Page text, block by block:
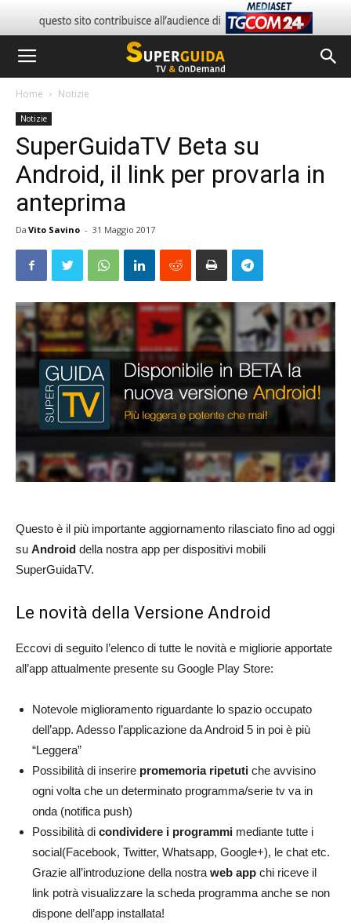
Home Notizie
Notizie
SuperGuidaTV Beta su
Android, il link per provarla in
anteprima
Da Vito Savino - 31 Maggio 2017
Questo è il più importante aggiornamento rilasciato fino ad oggi
su Android della nostra app per dispositivi mobili
SuperGuidaTV.
Le novità della Versione Android
Eccovi di seguito l’elenco di tutte le novità e migliorie apportate
all’app attualmente presente su Google Play Store:
Notevole miglioramento riguardante lo spazio occupato
dell’app. Adesso l’applicazione da Android 5 in poi è più
“Leggera”
Possibilità di inserire promemoria ripetuti che avvisino
ogni volta che un determinato programma/serie tv va in
onda (notifica push)
Possibilità di condividere i programmi mediante tutte i
social(Facebook, Twitter, Whatsapp, Google+), le chat etc.
Grazie all’introduzione della nostraweb app chi riceve il
link potrà visualizzare la scheda programma anche se non
dispone dell’app installata!